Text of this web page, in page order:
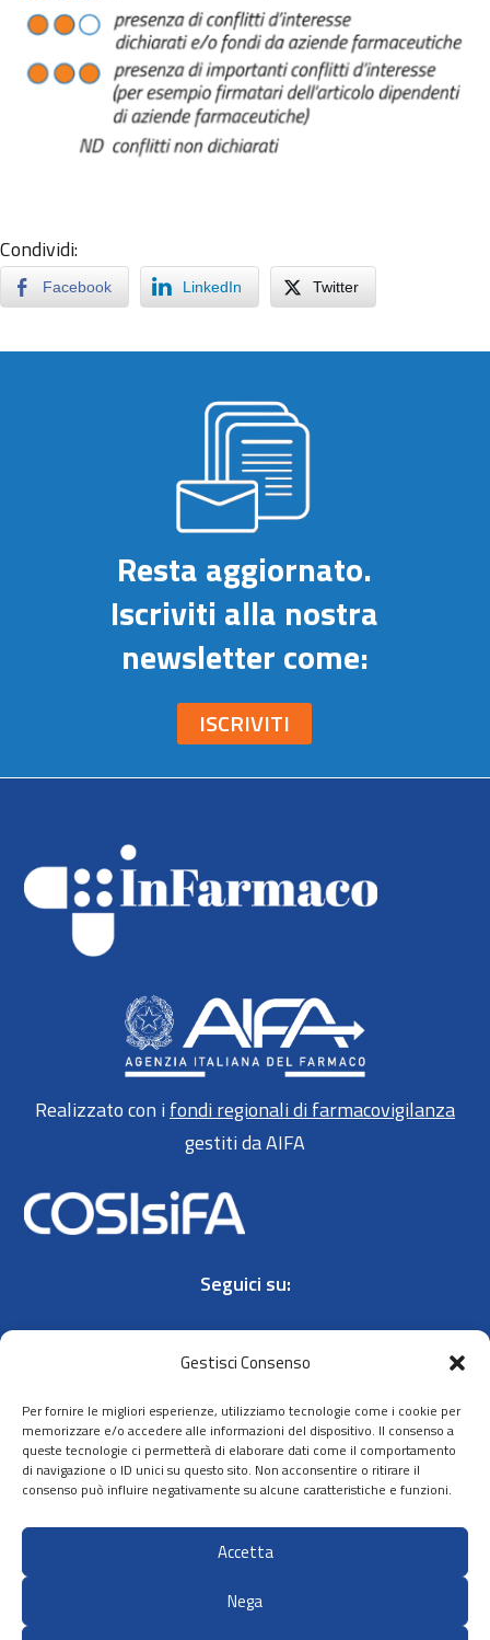
Gestisci Consenso
Per fornire le migliori esperienze, utilizziamo tecnologie come i cookie per
memorizzare e/o accedere alle informazioni del dispositivo. Il consenso a
queste tecnologie ci permetterà di elaborare dati come il comportamento
di navigazione o ID unici su questo sito. Non acconsentire o ritirare il
consenso può influire negativamente su alcune caratteristiche e funzioni.
Accetta
Nega
Condividi:
Facebook LinkedIn Twitter
Resta aggiornato.
Iscriviti alla nostra
newsletter come:
ISCRIVITI
Realizzato con ifondi regionali di farmacovigilanza
gestiti da AIFA
Seguici su:
Contatti
Privacy policy
Cookie policy